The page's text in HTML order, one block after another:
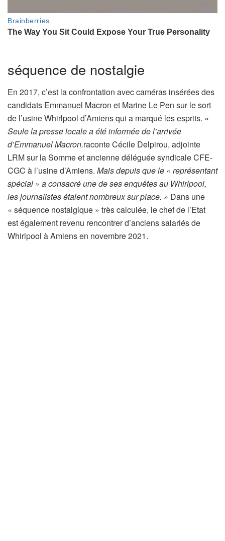
séquence de nostalgie
En 2017, c’est la confrontation avec caméras insérées des
candidats Emmanuel Macron et Marine Le Pen sur le sort
de l’usine Whirlpool d’Amiens qui a marqué les esprits. «
Seule la presse locale a été informée de l’arrivée
d’Emmanuel Macron.raconte Cécile Delpirou, adjointe
LRM sur la Somme et ancienne déléguée syndicale CFE-
CGC à l’usine d’Amiens. Mais depuis que le « représentant
spécial » a consacré une de ses enquêtes au Whirlpool,
les journalistes étaient nombreux sur place. » Dans une
« séquence nostalgique » très calculée, le chef de l’Etat
est également revenu rencontrer d’anciens salariés de
Whirlpool à Amiens en novembre 2021.